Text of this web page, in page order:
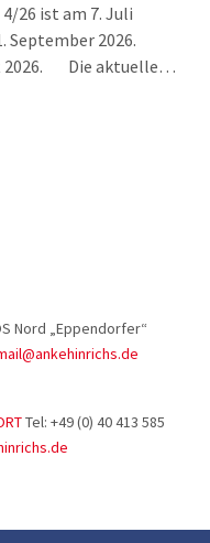
26 ist am 7. Juli
September 2026.
2026. Die aktuelle…
Nord „Eppendorfer“
Tel: +49 (0) 40 413 585